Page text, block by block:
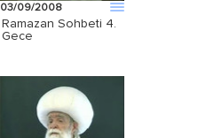
03/09/2008
Ramazan Sohbeti 4.
Gece